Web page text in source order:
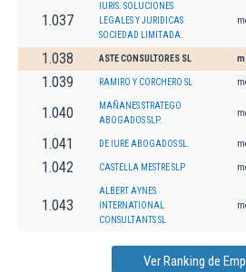
1.037
IURIS. SOLUCIONES
LEGALES Y JURIDICAS
SOCIEDAD LIMITADA.
1.038 ASTE CONSULTORES SL
1.039 RAMIRO Y CORCHERO SL
1.040
MAÑANES STRATEGO
ABOGADOS SLP.
1.041 DE IURE ABOGADOS SL.
1.042 CASTELLA MESTRE SLP
1.043
ALBERT AYNES
INTERNATIONAL
CONSULTANTS SL
Ver Ranking de